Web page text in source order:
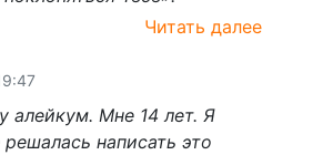
Читать далее
алейкум. Мне 14 лет. Я
решалась написать это